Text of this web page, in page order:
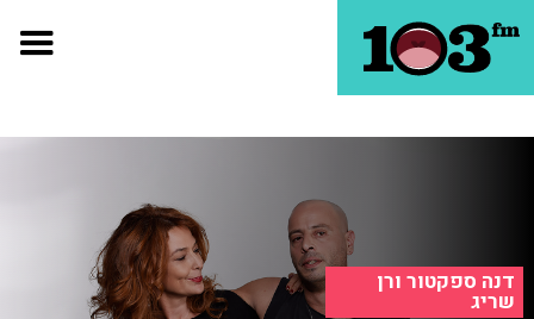
דנה ספקטור ורן
שריג